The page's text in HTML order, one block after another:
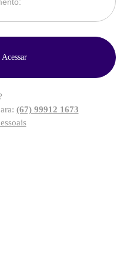
(67) 99912 1673